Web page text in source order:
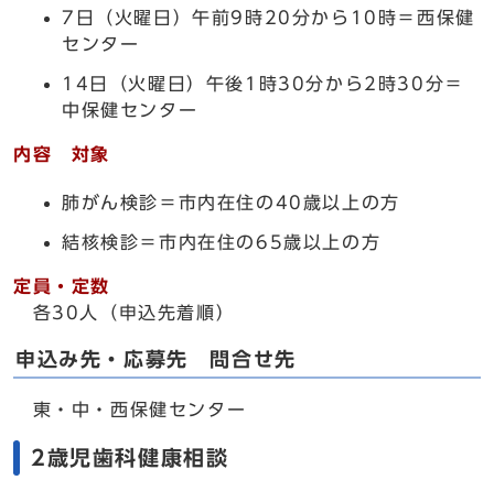
7日（火曜日）午前9時20分から10時＝西保健
センター
14日（火曜日）午後1時30分から2時30分＝
中保健センター
内容 対象
肺がん検診＝市内在住の40歳以上の方
結核検診＝市内在住の65歳以上の方
定員・定数
各30人（申込先着順）
申込み先・応募先 問合せ先
東・中・西保健センター
2歳児歯科健康相談